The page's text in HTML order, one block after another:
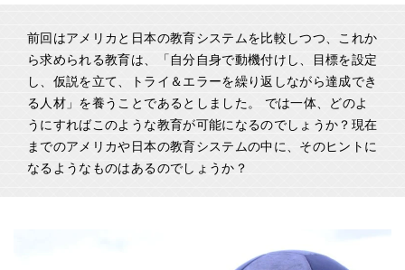
前回はアメリカと日本の教育システムを比較しつつ、これか
ら求められる教育は、「自分自身で動機付けし、目標を設定
し、仮説を立て、トライ＆エラーを繰り返しながら達成でき
る人材」を養うことであるとしました。 では一体、どのよ
うにすればこのような教育が可能になるのでしょうか？現在
までのアメリカや日本の教育システムの中に、そのヒントに
なるようなものはあるのでしょうか？